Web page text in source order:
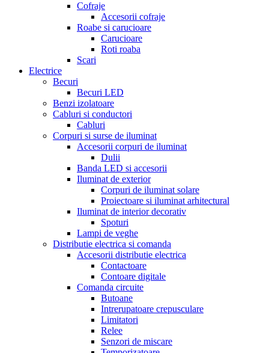
Cofraje
Accesorii cofraje
Roabe si carucioare
Carucioare
Roti roaba
Scari
Electrice
Becuri
Becuri LED
Benzi izolatoare
Cabluri si conductori
Cabluri
Corpuri si surse de iluminat
Accesorii corpuri de iluminat
Dulii
Banda LED si accesorii
Iluminat de exterior
Corpuri de iluminat solare
Proiectoare si iluminat arhitectural
Iluminat de interior decorativ
Spoturi
Lampi de veghe
Distributie electrica si comanda
Accesorii distributie electrica
Contactoare
Contoare digitale
Comanda circuite
Butoane
Intrerupatoare crepusculare
Limitatori
Relee
Senzori de miscare